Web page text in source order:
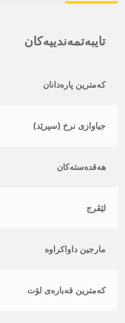
تایبەتمەندییەکان
کەمترین پارەدانان
جیاوازی نرخ (سپرێد)
هەقدەستەکان
لێڤرج
مارجین داواکراوە
کەمترین قەبارەی لۆت